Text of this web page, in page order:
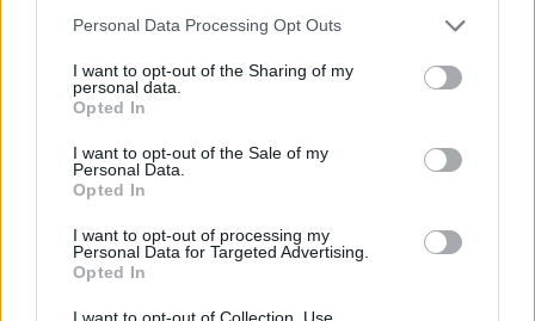
Personal Data Processing Opt Outs
I want to opt-out of the Sharing of my
personal data.
Opted In
I want to opt-out of the Sale of my
Personal Data.
Opted In
I want to opt-out of processing my
Personal Data for Targeted Advertising.
Opted In
I want to opt-out of Collection, Use,
DESIGN ÉKSZER & TÁRGY
37. tétel:
DESIGN ÉKSZER & TÁRGY